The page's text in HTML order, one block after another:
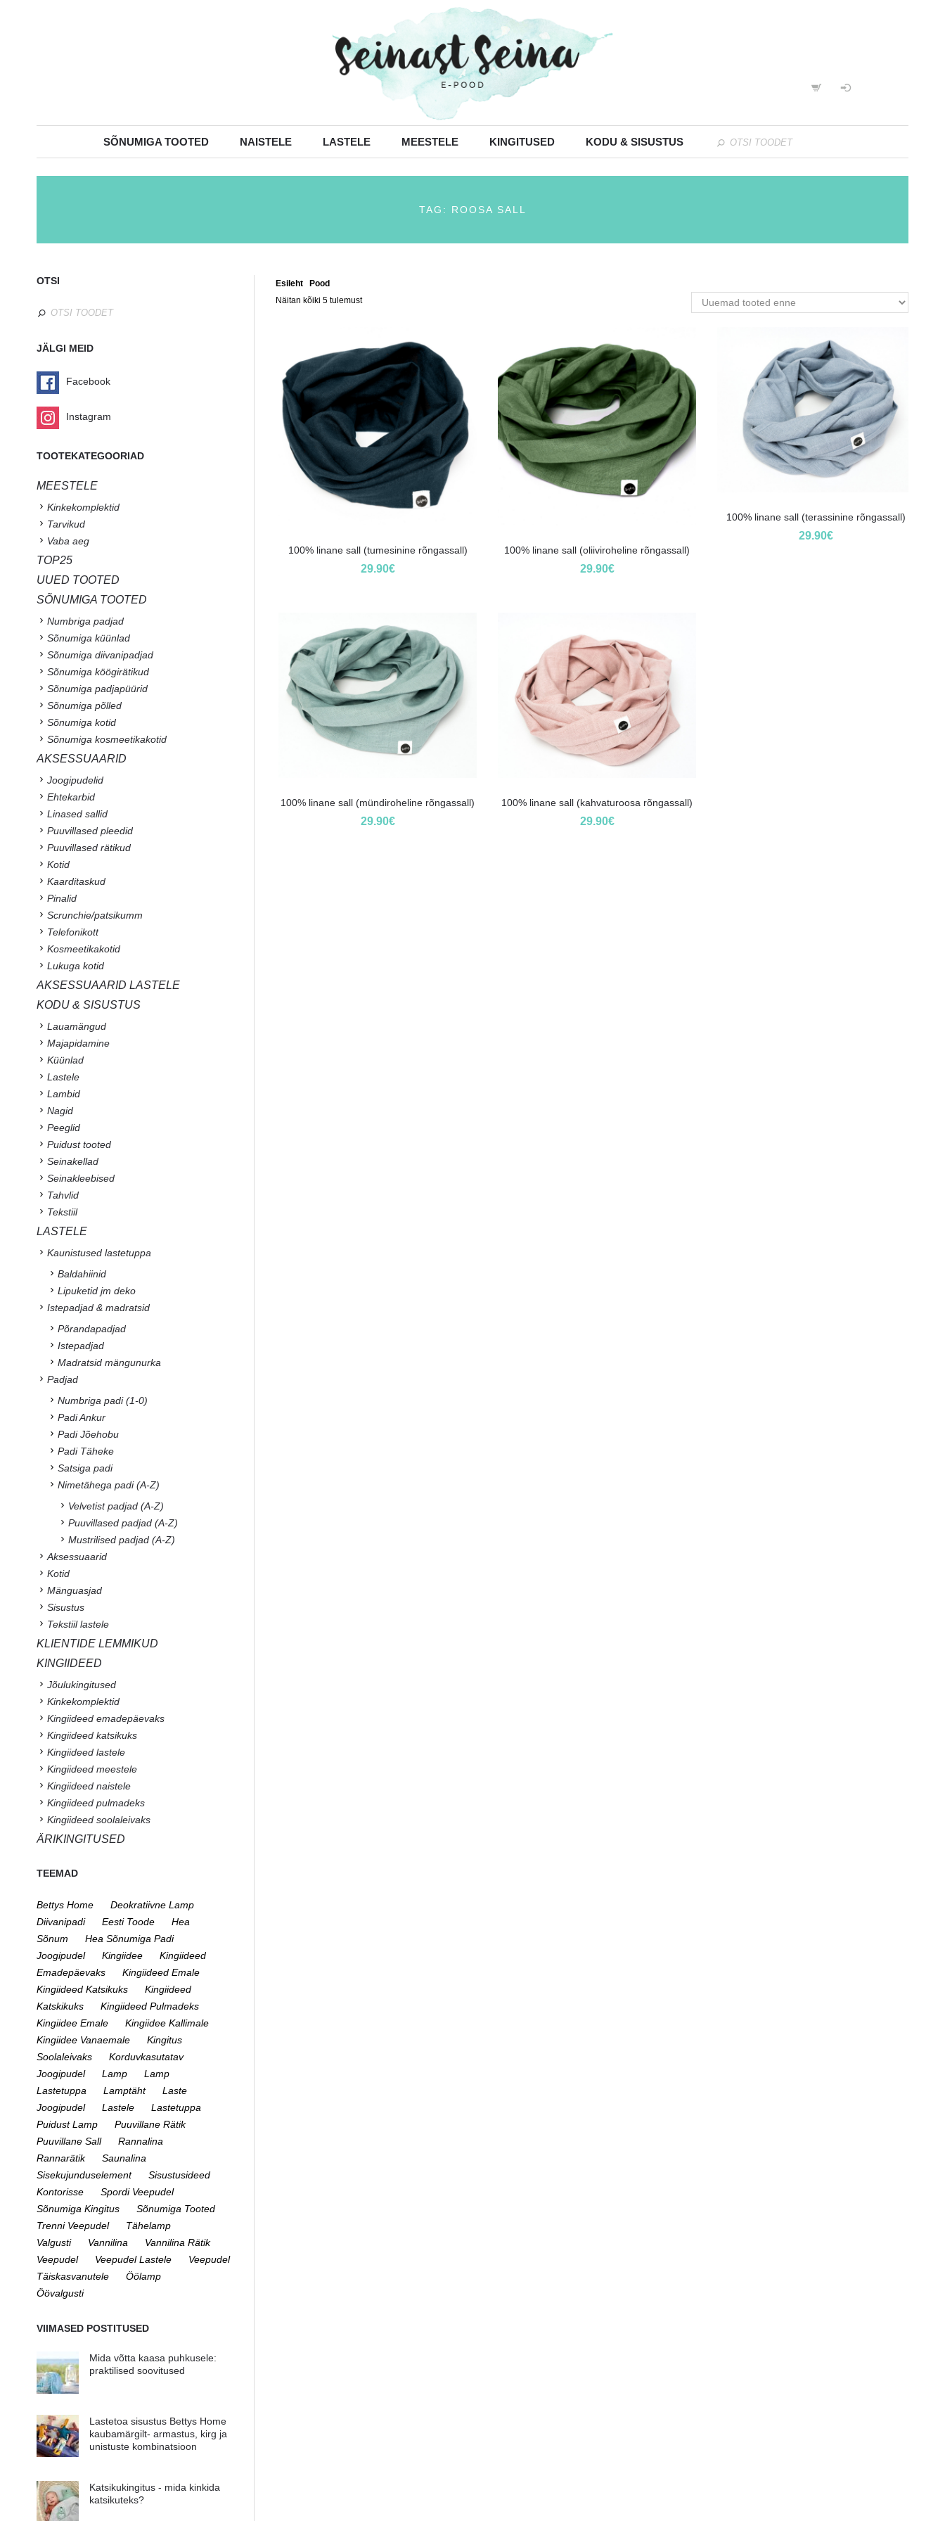
SÕNUMIGA TOOTED NAISTELE LASTELE MEESTELE KINGITUSED KODU & SISUSTUS
TAG: ROOSA SALL
Esileht /Pood
Näitan kõiki 5 tulemust
100% linane sall (tumesinine rõngassall)
29.90€
100% linane sall (oliiviroheline rõngassall)
29.90€
100% linane sall (terassinine rõngassall)
29.90€
100% linane sall (mündiroheline rõngassall)
29.90€
100% linane sall (kahvaturoosa rõngassall)
29.90€
OTSI
JÄLGI MEID
Facebook
Instagram
TOOTEKATEGOORIAD
MEESTELE
Kinkekomplektid
Tarvikud
Vaba aeg
TOP25
UUED TOOTED
SÕNUMIGA TOOTED
Numbriga padjad
Sõnumiga küünlad
Sõnumiga diivanipadjad
Sõnumiga köögirätikud
Sõnumiga padjapüürid
Sõnumiga põlled
Sõnumiga kotid
Sõnumiga kosmeetikakotid
AKSESSUAARID
Joogipudelid
Ehtekarbid
Linased sallid
Puuvillased pleedid
Puuvillased rätikud
Kotid
Kaarditaskud
Pinalid
Scrunchie/patsikumm
Telefonikott
Kosmeetikakotid
Lukuga kotid
AKSESSUAARID LASTELE
KODU & SISUSTUS
Lauamängud
Majapidamine
Küünlad
Lastele
Lambid
Nagid
Peeglid
Puidust tooted
Seinakellad
Seinakleebised
Tahvlid
Tekstiil
LASTELE
Kaunistused lastetuppa
Baldahiinid
Lipuketid jm deko
Istepadjad & madratsid
Põrandapadjad
Istepadjad
Madratsid mängunurka
Padjad
Numbriga padi (1-0)
Padi Ankur
Padi Jõehobu
Padi Täheke
Satsiga padi
Nimetähega padi (A-Z)
Velvetist padjad (A-Z)
Puuvillased padjad (A-Z)
Mustrilised padjad (A-Z)
Aksessuaarid
Kotid
Mänguasjad
Sisustus
Tekstiil lastele
KLIENTIDE LEMMIKUD
KINGIIDEED
Jõulukingitused
Kinkekomplektid
Kingiideed emadepäevaks
Kingiideed katsikuks
Kingiideed lastele
Kingiideed meestele
Kingiideed naistele
Kingiideed pulmadeks
Kingiideed soolaleivaks
ÄRIKINGITUSED
TEEMAD
Bettys Home
Deokratiivne Lamp
Diivanipadi
Eesti Toode
Hea
Sõnum
Hea Sõnumiga Padi
Joogipudel
Kingiidee
Kingiideed
Emadepäevaks
Kingiideed Emale
Kingiideed Katsikuks
Kingiideed
Katskikuks
Kingiideed Pulmadeks
Kingiidee Emale
Kingiidee Kallimale
Kingiidee Vanaemale
Kingitus
Soolaleivaks
Korduvkasutatav
Joogipudel
Lamp
Lamp
Lastetuppa
Lamptäht
Laste
Joogipudel
Lastele
Lastetuppa
Puidust Lamp
Puuvillane Rätik
Puuvillane Sall
Rannalina
Rannarätik
Saunalina
Sisekujunduselement
Sisustusideed
Kontorisse
Spordi Veepudel
Sõnumiga Kingitus
Sõnumiga Tooted
Trenni Veepudel
Tähelamp
Valgusti
Vannilina
Vannilina Rätik
Veepudel
Veepudel Lastele
Veepudel
Täiskasvanutele
Öölamp
Öövalgusti
VIIMASED POSTITUSED
Mida võtta kaasa puhkusele:
praktilised soovitused
Lastetoa sisustus Bettys Home
kaubamärgilt- armastus, kirg ja
unistuste kombinatsioon
Katsikukingitus - mida kinkida
katsikuteks?